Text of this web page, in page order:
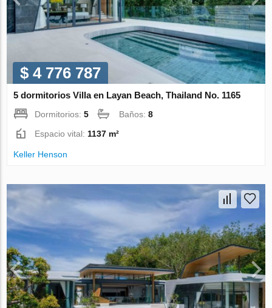
$ 4 776 787
5 dormitorios Villa en Layan Beach, Thailand No. 1165
Dormitorios:5 Baños:8
Espacio vital:1137 m²
Keller Henson